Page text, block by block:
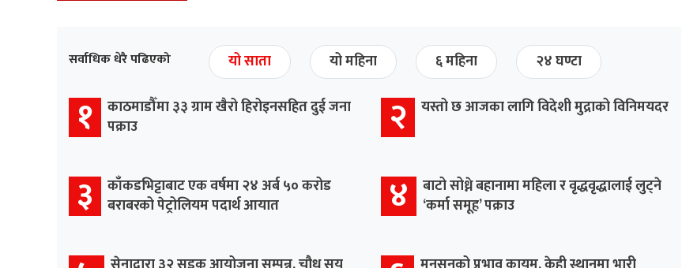
सर्वाधिक धेरै पढिएको यो साता यो महिना ६ महिना २४ घण्टा
१ काठमाडौँमा ३३ ग्राम खैरो हिरोइनसहित दुई जना
पक्राउ
२ यस्तो छ आजका लागि विदेशी मुद्राको विनिमयदर
३ काँकडभिट्टाबाट एक वर्षमा २४ अर्ब ५० करोड
बराबरको पेट्रोलियम पदार्थ आयात
४ बाटो सोध्ने बहानामा महिला र वृद्धवृद्धालाई लुट्ने
‘कर्मा समूह’ पक्राउ